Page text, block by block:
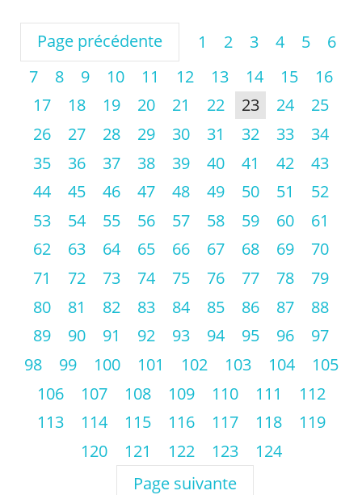
Page précédente 1 2 3 4 5
6
7
8 9 10 11 12 13 14 15
16
17
18 19 20 21 22 23 24
25
26
27 28 29 30 31 32 33
34
35
36 37 38 39 40 41 42
43
44
45 46 47 48 49 50 51
52
53
54 55 56 57 58 59 60
61
62
63 64 65 66 67 68 69
70
71
72 73 74 75 76 77 78
79
80
81 82 83 84 85 86 87
88
89
90 91 92 93 94 95 96
97
98
99 100 101 102 103 104
105
106
107 108 109 110 111
112
113
114 115 116 117 118
119
120
121 122 123
124
Page suivante